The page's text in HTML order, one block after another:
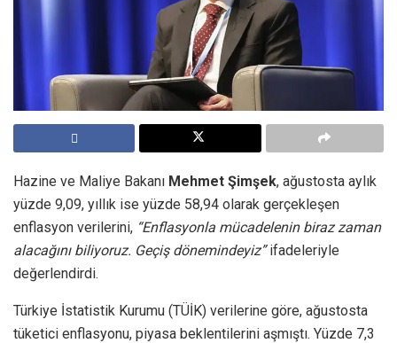
Hazine ve Maliye Bakanı Mehmet Şimşek, ağustosta aylık
yüzde 9,09, yıllık ise yüzde 58,94 olarak gerçekleşen
enflasyon verilerini, “Enflasyonla mücadelenin biraz zaman
alacağını biliyoruz. Geçiş dönemindeyiz”ifadeleriyle
değerlendirdi.
Türkiye İstatistik Kurumu (TÜİK) verilerine göre, ağustosta
tüketici enflasyonu, piyasa beklentilerini aşmıştı. Yüzde 7,3